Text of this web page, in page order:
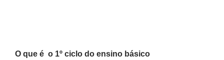
O que é o 1º ciclo do ensino básico